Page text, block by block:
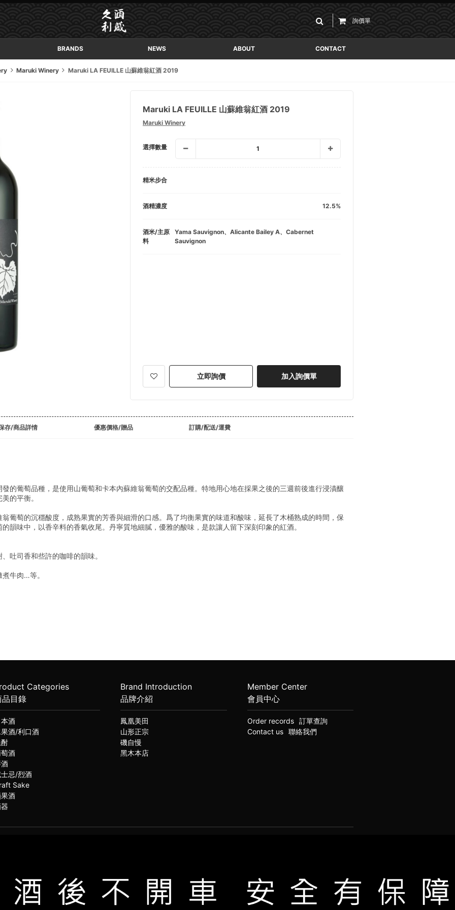
詢價單
BRANDS NEWS ABOUT CONTACT
Maruki Winery Maruki LA FEUILLE 山蘇維翁紅酒 2019
Maruki LA FEUILLE 山蘇維翁紅酒 2019
Maruki Winery
選擇數量 1
精米步合
酒精濃度 12.5
酒米/主原
料
Yama Sauvignon、Alicante Bailey A、Cabernet
Sauvignon
立即詢價 加入詢價單
存/商品詳情 優惠價格/贈品 訂購/配送/運費
的葡萄品種，是使用山葡萄和卡本內蘇維翁葡萄的交配品種。特地用心地在採果之後的三週前後進行浸漬釀
的平衡。
葡萄的沉穩酸度，成熟果實的芳香與細滑的口感。爲了均衡果實的味道和酸味，延長了木桶熟成的時間，保
韻味中，以香辛料的香氣收尾。丹寧質地細膩，優雅的酸味，是款讓人留下深刻印象的紅酒。
吐司香和些許的咖啡的韻味。
牛肉…等。
Categories
品目錄
酒
酒/利口酒
酒
忌/烈酒
Sake
酒
Brand Introduction
品牌介紹
鳳凰美田
山形正宗
磯自慢
黑木本店
Member Center
會員中心
Order records
訂單查詢
Contact us
聯絡我們